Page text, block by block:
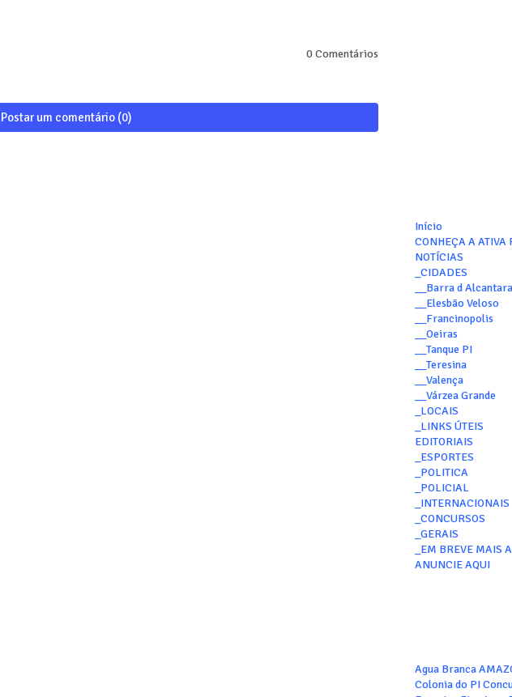
0 Comentários
Postar um comentário (0)
Início
CONHEÇA A ATIVA
NOTÍCIAS
_CIDADES
__Barra d Alcantara
__Elesbão Veloso
__Francinopolis
__Oeiras
__Tanque PI
__Teresina
__Valença
__Várzea Grande
_LOCAIS
_LINKS ÚTEIS
EDITORIAIS
_ESPORTES
_POLITICA
_POLICIAL
_INTERNACIONAIS
_CONCURSOS
_GERAIS
_EM BREVE MAIS
ANUNCIE AQUI
Agua Branca
Colonia do PI